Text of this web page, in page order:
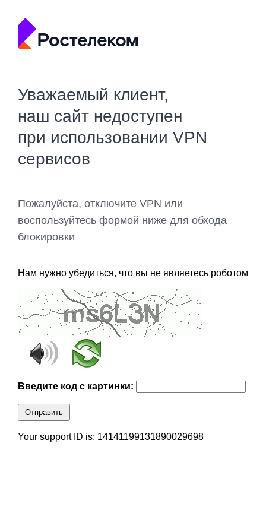
Уважаемый клиент,
наш сайт недоступен
при использовании VPN
сервисов
Пожалуйста, отключите VPN или
воспользуйтесь формой ниже для обхода
блокировки
Нам нужно убедиться, что вы не являетесь роботом
Введите код с картинки:
Отправить
Your support ID is: 14141199131890029698